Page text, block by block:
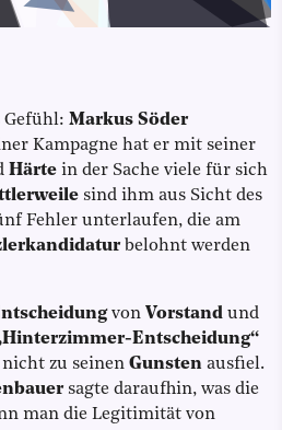
Gefühl: Markus Söder
Kampagne hat er mit seiner
Härte in der Sache viele für sich
sind ihm aus Sicht des
Fehler unterlaufen, die am
belohnt werden
von Vorstand und
Entscheidung“
zu seinen Gunsten ausfiel.
sagte daraufhin, was die
man die Legitimität von